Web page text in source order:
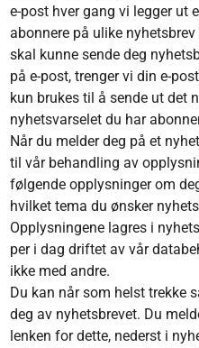
e-post hver gang vi legger ut
abonnere på ulike
skal kunne sende deg
på e-post, trenger vi din e-
kun brukes til å sende ut det
nyhetsvarselet du har
Når du melder deg på et
til vår behandling av
følgende opplysninger om
hvilket tema du ønsker
Opplysningene lagres i
per i dag driftet av vår
ikke med andre.
Du kan når som helst trekke
deg av nyhetsbrevet. Du
lenken for dette, nederst i